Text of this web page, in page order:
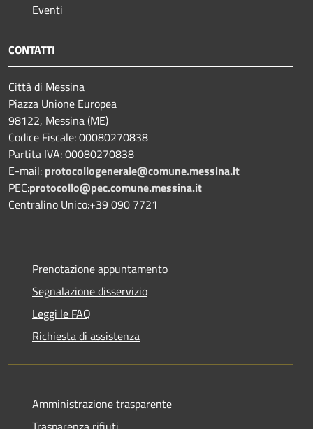
Eventi
CONTATTI
Città di Messina
Piazza Unione Europea
98122, Messina (ME)
Codice Fiscale: 00080270838
Partita IVA: 00080270838
E-mail: protocollogenerale@comune.messina.it
PEC:protocollo@pec.comune.messina.it
Centralino Unico:+39 090 7721
Prenotazione appuntamento
Segnalazione disservizio
Leggi le FAQ
Richiesta di assistenza
Amministrazione trasparente